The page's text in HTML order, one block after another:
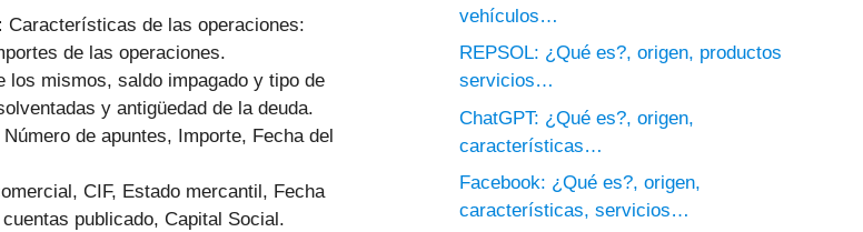
Características de las operaciones:
de las operaciones.
mismos, saldo impagado y tipo de
y antigüedad de la deuda.
Número de apuntes, Importe, Fecha del
CIF, Estado mercantil, Fecha
publicado, Capital Social.
vehículos…
REPSOL: ¿Qué es?, origen, productos
servicios…
ChatGPT: ¿Qué es?, origen,
características…
Facebook: ¿Qué es?, origen,
características, servicios…